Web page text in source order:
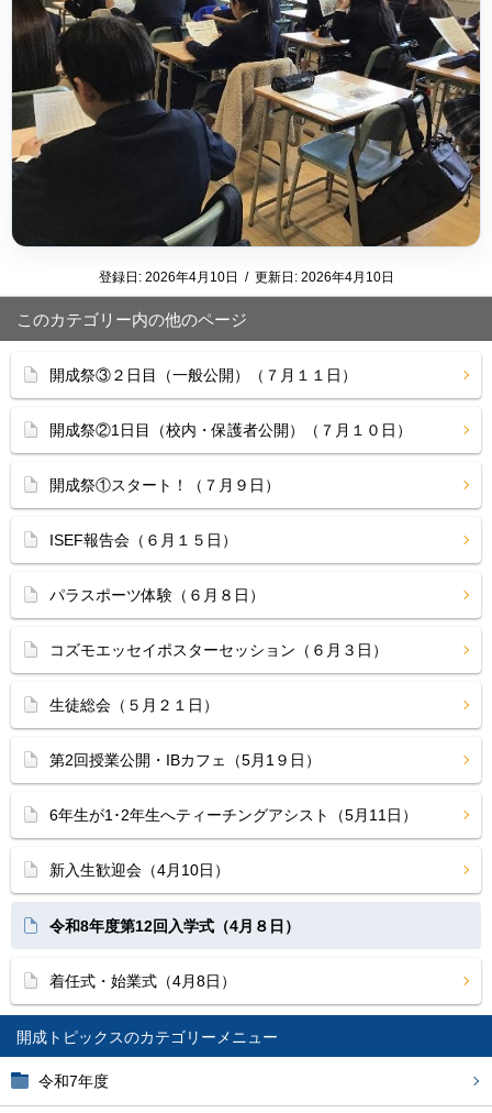
開成トピックス
令和7年度
登録日: 2026年4月10日 / 更新日: 2026年4月10日
このカテゴリー内の他のページ
開成祭③２日目（一般公開）（７月１１日）
開成祭②1日目（校内・保護者公開）（７月１０日）
開成祭①スタート！（７月９日）
ISEF報告会（６月１５日）
パラスポーツ体験（６月８日）
コズモエッセイポスターセッション（６月３日）
生徒総会（５月２１日）
第2回授業公開・IBカフェ（5月1９日）
6年生が1･2年生へティーチングアシスト（5月11日）
新入生歓迎会（4月10日）
令和8年度第12回入学式（4月８日）
着任式・始業式（4月8日）